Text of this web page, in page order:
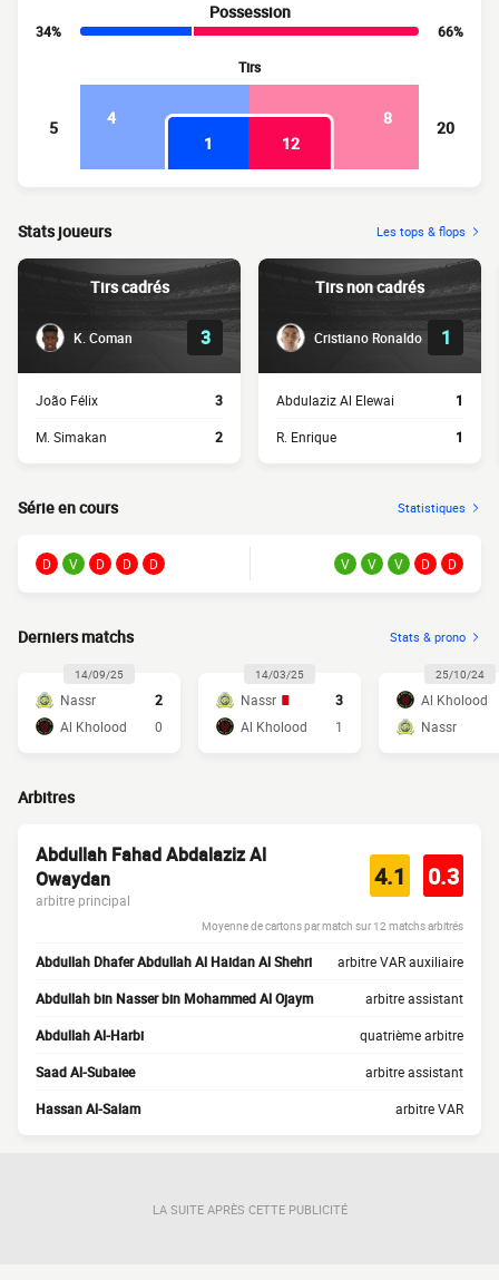
Possession
34%
66%
Tirs
5 4
8
1
12
20
Stats joueurs Les tops & flops
Tirs cadrés
K. Coman 3
João Félix 3
M. Simakan 2
Tirs non cadrés
Cristiano Ronaldo 1
Abdulaziz Al Elewai 1
R. Enrique 1
Série en cours Statistiques
D V D D D V V V D D
Derniers matchs Stats & prono
14/09/25
Nassr
2
Al Kholood
0
14/03/25
Nassr
3
Al Kholood
1
25/10/24
Al Kholood
Nassr
Arbitres
Abdullah Fahad Abdalaziz Al
Owaydan
arbitre principal
4.1 0.3
Moyenne de cartons par match sur 12 matchs arbitrés
Abdullah Dhafer Abdullah Al Haidan Al Shehri arbitre VAR auxiliaire
Abdullah bin Nasser bin Mohammed Al Ojaym arbitre assistant
Abdullah Al-Harbi quatrième arbitre
Saad Al-Subaiee arbitre assistant
Hassan Al-Salam arbitre VAR
LA SUITE APRÈS CETTE PUBLICITÉ